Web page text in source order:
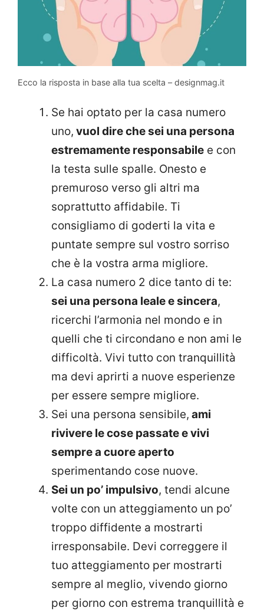
Ecco la risposta in base alla tua scelta – designmag.it
Se hai optato per la casa numero
uno, vuol dire che sei una persona
estremamente responsabile e con
la testa sulle spalle. Onesto e
premuroso verso gli altri ma
soprattutto affidabile. Ti
consigliamo di goderti la vita e
puntate sempre sul vostro sorriso
che è la vostra arma migliore.
La casa numero 2 dice tanto di te:
sei una persona leale e sincera,
ricerchi l’armonia nel mondo e in
quelli che ti circondano e non ami le
difficoltà. Vivi tutto con tranquillità
ma devi aprirti a nuove esperienze
per essere sempre migliore.
Sei una persona sensibile, ami
rivivere le cose passate e vivi
sempre a cuore aperto
sperimentando cose nuove.
Sei un po’ impulsivo, tendi alcune
volte con un atteggiamento un po’
troppo diffidente a mostrarti
irresponsabile. Devi correggere il
tuo atteggiamento per mostrarti
sempre al meglio, vivendo giorno
per giorno con estrema tranquillità e